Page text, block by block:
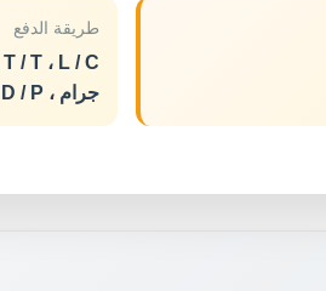
طريقة الدفع
جرام ، D / A ، D / P